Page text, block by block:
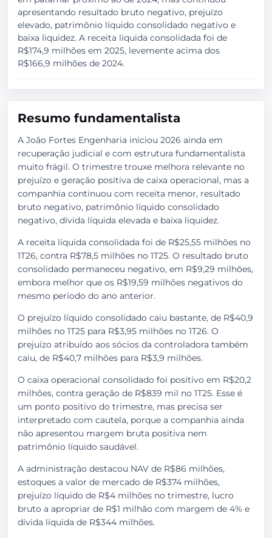
apresentando resultado bruto negativo, prejuízo
elevado, patrimônio líquido consolidado negativo e
baixa liquidez. A receita líquida consolidada foi de
R$174,9 milhões em 2025, levemente acima dos
R$166,9 milhões de 2024.
Resumo fundamentalista
A João Fortes Engenharia iniciou 2026 ainda em
recuperação judicial e com estrutura fundamentalista
muito frágil. O trimestre trouxe melhora relevante no
prejuízo e geração positiva de caixa operacional, mas a
companhia continuou com receita menor, resultado
bruto negativo, patrimônio líquido consolidado
negativo, dívida líquida elevada e baixa liquidez.
A receita líquida consolidada foi de R$25,55 milhões no
1T26, contra R$78,5 milhões no 1T25. O resultado bruto
consolidado permaneceu negativo, em R$9,29 milhões,
embora melhor que os R$19,59 milhões negativos do
mesmo período do ano anterior.
O prejuízo líquido consolidado caiu bastante, de R$40,9
milhões no 1T25 para R$3,95 milhões no 1T26. O
prejuízo atribuído aos sócios da controladora também
caiu, de R$40,7 milhões para R$3,9 milhões.
O caixa operacional consolidado foi positivo em R$20,2
milhões, contra geração de R$839 mil no 1T25. Esse é
um ponto positivo do trimestre, mas precisa ser
interpretado com cautela, porque a companhia ainda
não apresentou margem bruta positiva nem
patrimônio líquido saudável.
A administração destacou NAV de R$86 milhões,
estoques a valor de mercado de R$374 milhões,
prejuízo líquido de R$4 milhões no trimestre, lucro
bruto a apropriar de R$1 milhão com margem de 4% e
dívida líquida de R$344 milhões.